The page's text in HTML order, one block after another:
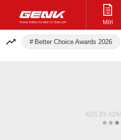
Mới
Better Choice Awards 2026